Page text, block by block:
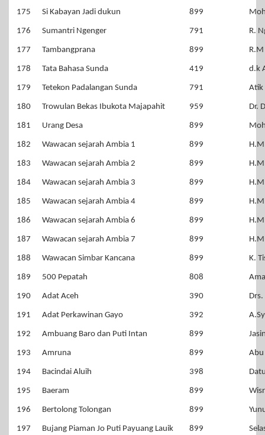
175 Si Kabayan Jadi dukun 899
176 Sumantri Ngenger 791 R.
177 Tambangprana 899
178 Tata Bahasa Sunda 419 d.k
179 Tetekon Padalangan Sunda 791 Atik
180 Trowulan Bekas Ibukota Majapahit 959 Dr.
181 Urang Desa 899
182 Wawacan sejarah Ambia 1 899
183 Wawacan sejarah Ambia 2 899
184 Wawacan sejarah Ambia 3 899
185 Wawacan sejarah Ambia 4 899
186 Wawacan sejarah Ambia 6 899
187 Wawacan sejarah Ambia 7 899
188 Wawacan Simbar Kancana 899 K.
189 500 Pepatah 808
190 Adat Aceh 390
191 Adat Perkawinan Gayo 392
192 Ambuang Baro dan Puti Intan 899
193 Amruna 899 Abu
194 Bacindai Aluih 398
195 Baeram 899
196 Bertolong Tolongan 899
197 Bujang Piaman Jo Puti Payuang Lauik 899